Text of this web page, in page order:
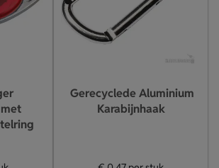
Gerecyclede Aluminium
Karabijnhaak